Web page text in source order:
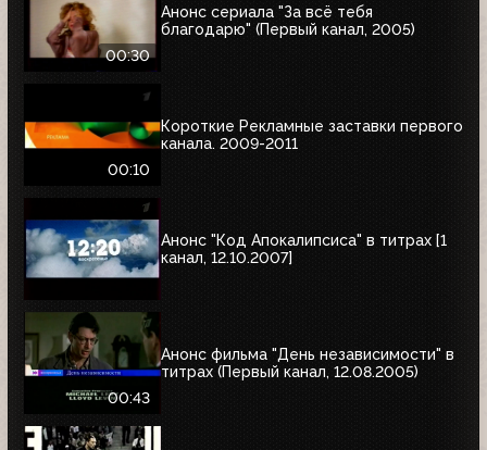
00:30
Анонс сериала "За всё тебя
благодарю" (Первый канал, 2005)
00:10
Короткие Рекламные заставки первого
канала. 2009-2011
Анонс "Код Апокалипсиса" в титрах [1
канал, 12.10.2007]
00:43
Анонс фильма "День независимости" в
титрах (Первый канал, 12.08.2005)